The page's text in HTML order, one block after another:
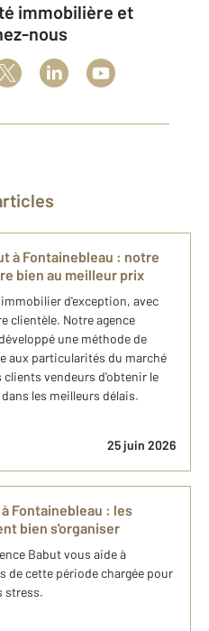
nous
à Fontainebleau : notre
bien au meilleur prix
d'exception, avec
clientèle. Notre agence
une méthode de
aux particularités du marché
vendeurs d'obtenir le
les meilleurs délais.
25 juin 2026
Fontainebleau : les
bien s'organiser
Babut vous aide à
de cette période chargée pour
stress.